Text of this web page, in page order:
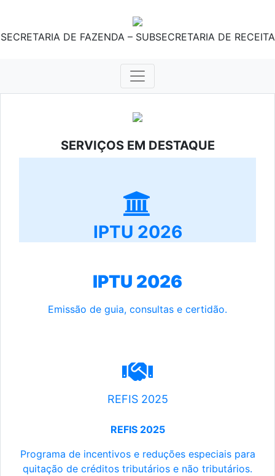
SECRETARIA DE FAZENDA – SUBSECRETARIA DE RECEITA
SERVIÇOS EM DESTAQUE
IPTU 2026
IPTU 2026
Emissão de guia, consultas e certidão.
REFIS 2025
REFIS 2025
Programa de incentivos e reduções especiais para
quitação de créditos tributários e não tributários.